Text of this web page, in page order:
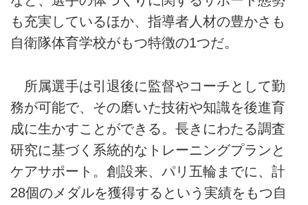
も充実しているほか、指導者人材の豊かさも
自衛隊体育学校がもつ特徴の1つだ。
所属選手は引退後に監督やコーチとして勤
務が可能で、その磨いた技術や知識を後進育
成に生かすことができる。長きにわたる調査
研究に基づく系統的なトレーニングプランと
ケアサポート。創設来、パリ五輪までに、計
28個のメダルを獲得するという実績をもつ自